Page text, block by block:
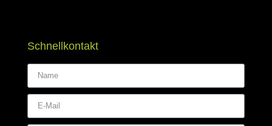
Schnellkontakt